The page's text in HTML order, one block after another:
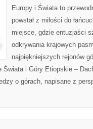
Europy i Świata to
powstał z miłości do
miejsce, gdzie entuzjaści
odkrywania krajowych
najpiękniejszych rejonów
i Góry Etiopskie –
o górach, napisane z